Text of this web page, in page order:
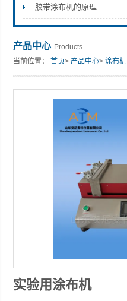
胶带涂布机的原理
产品中心 Products
当前位置：首页>产品中心>涂布机
实验用涂布机